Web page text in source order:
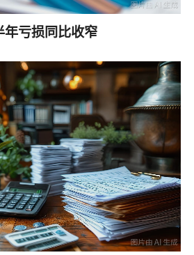
年亏损同比收窄